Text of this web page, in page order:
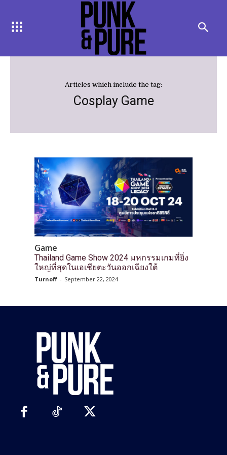
Articles which include the tag:
Cosplay Game
Game
Thailand Game Show 2024 มหกรรมเกมที่ยิ่ง
ใหญ่ที่สุดในเอเชียตะวันออกเฉียงใต้
Turnoff - September 22, 2024